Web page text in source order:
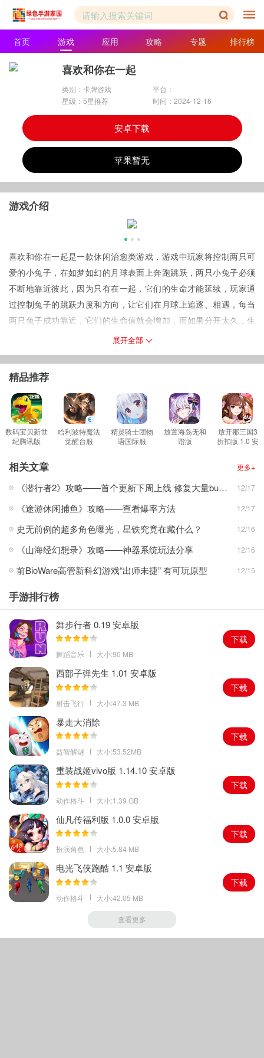
首页 游戏 应用 攻略 专题 排行榜
喜欢和你在一起
类别：卡牌游戏
平台：
星级：5星推荐
时间：2024-12-16
安卓下载
苹果暂无
游戏介绍
喜欢和你在一起是一款休闲治愈类游戏，游戏中玩家将控制两只可
爱的小兔子，在如梦如幻的月球表面上奔跑跳跃，两只小兔子必须
不断地靠近彼此，因为只有在一起，它们的生命才能延续，玩家通
过控制兔子的跳跃力度和方向，让它们在月球上追逐、相遇，每当
两只兔子成功靠近，它们的生命值就会增加，而如果分开太久，生
命值则会逐渐减少，月球表面的地形会变得更加复杂，出现各种障
喜欢和你在一起是一款休闲治愈类游戏，游戏中玩家将控制两只可
爱的小兔子，在如梦如幻的月球表面上奔跑跳跃，两只小兔子必须
不断地靠近彼此，因为只有在一起，它们的生命才能延续，玩家通
过控制兔子的跳跃力度和方向，让它们在月球上追逐、相遇，每当
两只兔子成功靠近，它们的生命值就会增加，而如果分开太久，生
命值则会逐渐减少，月球表面的地形会变得更加复杂，出现各种障
碍物和陷阱，考验着玩家的操作技巧和反应能力。
1、玩家通过控制两只可爱的小兔子，在唯美的月球表面不断跳跃。
2、利用简单的触屏操作，控制兔子的移动方向，让两只兔子尽可能
地靠近彼此。
3、游戏的目标不是传统的通关打怪，而是让两只兔子在一起的时间
4、随着时间的推移，兔子的体力会逐渐下降，玩家需要不断地让它
们靠近，以恢复体力。
游戏亮点
唯美画风
游戏画面采用清新唯美的手绘风格，月球表面的场景细腻而浪漫。
动人音乐
音效细腻，兔子的跳跃声、靠近时的温馨音效，都让人沉浸其中。
情感共鸣
兔子之间的互动充满爱意，容易引起玩家的情感共鸣。
游戏说明
体力系统： 让两只兔子靠近可以恢复体力，所以玩家需要不断地调
整兔子的位置。
障碍物设置：月球表面会有一些障碍物，玩家需要巧妙地避开这些
障碍物，以免影响兔子的行动。
时间限制：
游戏有时间限制，玩家需要在规定的时间内让兔子在一
起的时间尽可能长。
内容介绍
温暖治愈： 在忙碌的生活中，这款游戏能让玩家放松心情，传递出
温暖和治愈的力量。
展开全部
精品推荐
数码宝贝新世
纪腾讯版
哈利波特魔法
觉醒台服
精灵骑士团物
语国际服
放置海岛无和
谐版
放开那三国3
折扣版 1.0 安
相关文章 更多+
《潜行者2》攻略——首个更新下周上线 修复大量bug、调整武器价格 12/17
《途游休闲捕鱼》攻略——查看爆率方法 12/17
史无前例的超多角色曝光，星铁究竟在藏什么？ 12/16
《山海经幻想录》攻略——神器系统玩法分享 12/16
前BioWare高管新科幻游戏“出师未捷” 有可玩原型 12/15
手游排行榜
舞步行者 0.19 安卓版
舞蹈音乐 大小:90 MB
下载
西部子弹先生 1.01 安卓版
射击飞行 大小:47.3 MB
下载
暴走大消除
益智解谜 大小:53.52MB
下载
重装战姬vivo版 1.14.10 安卓版
动作格斗 大小:1.39 GB
下载
仙凡传福利版 1.0.0 安卓版
扮演角色 大小:5.84 MB
下载
电光飞侠跑酷 1.1 安卓版
动作格斗 大小:42.05 MB
下载
查看更多